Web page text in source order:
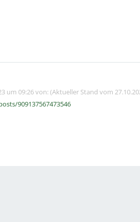
um 09:26 von: (Aktueller Stand vom
909137567473546